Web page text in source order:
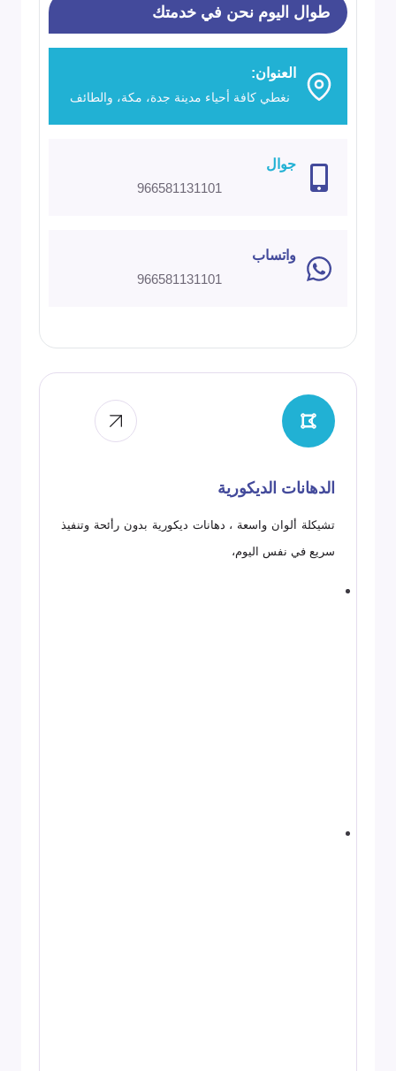
|
عزل
وحراري
طوال اليوم نحن في خدمتك
العنوان:
نغطي كافة أحياء مدينة جدة، مكة، والطائف
جوال
966581131101
واتساب
966581131101
الدهانات الديكورية
تشيكلة ألوان واسعة ، دهانات ديكورية بدون رأئحة وتنفيذ
سريع في نفس اليوم،